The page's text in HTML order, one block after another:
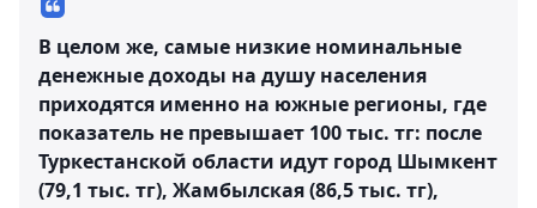
В целом же, самые низкие номинальные
денежные доходы на душу населения
приходятся именно на южные регионы, где
показатель не превышает 100 тыс. тг: после
Туркестанской области идут город Шымкент
(79,1 тыс. тг), Жамбылская (86,5 тыс. тг),